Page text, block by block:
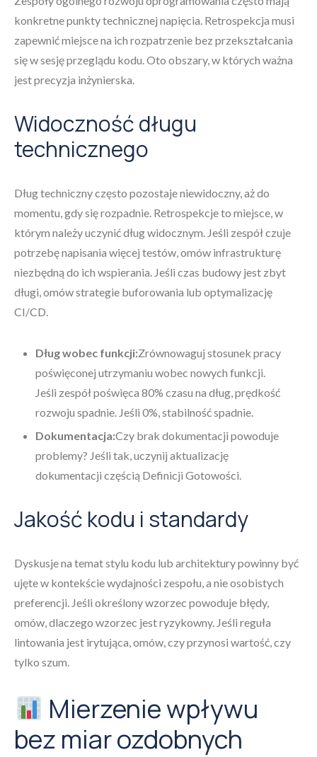
konkretne punkty technicznej napięcia. Retrospekcja musi
zapewnić miejsce na ich rozpatrzenie bez przekształcania
się w sesję przeglądu kodu. Oto obszary, w których ważna
jest precyzja inżynierska.
Widoczność długu
technicznego
Dług techniczny często pozostaje niewidoczny, aż do
momentu, gdy się rozpadnie. Retrospekcje to miejsce, w
którym należy uczynić dług widocznym. Jeśli zespół czuje
potrzebę napisania więcej testów, omów infrastrukturę
niezbędną do ich wspierania. Jeśli czas budowy jest zbyt
długi, omów strategie buforowania lub optymalizację
CI/CD.
Dług wobec funkcji:Zrównowaguj stosunek pracy
poświęconej utrzymaniu wobec nowych funkcji.
Jeśli zespół poświęca 80% czasu na dług, prędkość
rozwoju spadnie. Jeśli 0%, stabilność spadnie.
Dokumentacja:Czy brak dokumentacji powoduje
problemy? Jeśli tak, uczynij aktualizację
dokumentacji częścią Definicji Gotowości.
Jakość kodu i standardy
Dyskusje na temat stylu kodu lub architektury powinny być
ujęte w kontekście wydajności zespołu, a nie osobistych
preferencji. Jeśli określony wzorzec powoduje błędy,
omów, dlaczego wzorzec jest ryzykowny. Jeśli reguła
lintowania jest irytująca, omów, czy przynosi wartość, czy
tylko szum.
Mierzenie wpływu
bez miar ozdobnych